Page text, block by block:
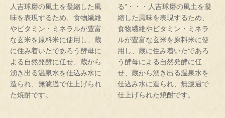
人吉球磨の風土を凝縮した風
味を表現するため、食物繊維
やビタミン・ミネラルが豊富
な玄米を原料米に使用し、蔵
に住み着いたであろう酵母に
よる自然発酵に任せ、蔵から
湧き出る温泉水を仕込み水に
造られ、無濾過で仕上げられ
た焼酎です。
る"・・・人吉球磨の風土を凝
縮した風味を表現するため、
食物繊維やビタミン・ミネラ
ルが豊富な玄米を原料米に使
用し、蔵に住み着いたであろ
う酵母による自然発酵に任
せ、蔵から湧き出る温泉水を
仕込み水に造られ、無濾過で
仕上げられた焼酎です。